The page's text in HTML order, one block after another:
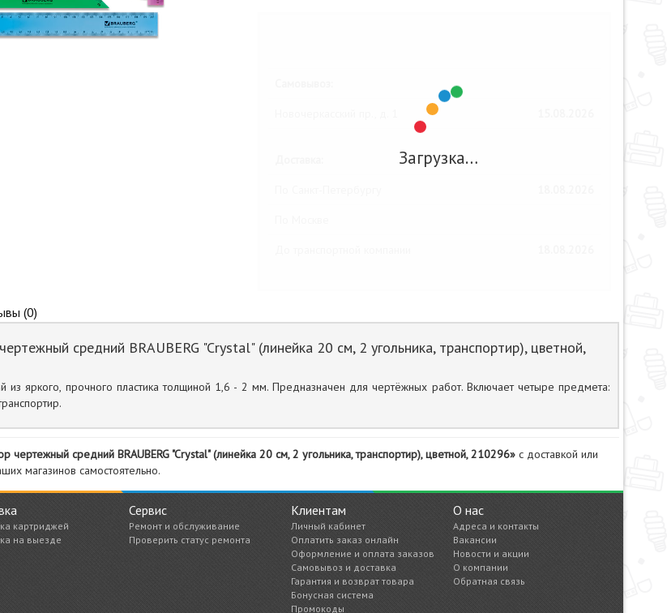
Загрузка…
(0)
средний BRAUBERG "Crystal" (линейка 20 см, 2 угольника, транспортир), цветной,
из яркого, прочного пластика толщиной 1,6 - 2 мм. Предназначен для чертёжных работ. Включает четыре предмета:
чертежный средний BRAUBERG "Crystal" (линейка 20 см, 2 угольника, транспортир), цветной, 210296»с доставкой или
магазинов самостоятельно.
картриджей
на выезде
Сервис
Ремонт и обслуживание
Проверить статус ремонта
Клиентам
Личный кабинет
Оплатить заказ онлайн
Оформление и оплата заказов
Самовывоз и доставка
Гарантия и возврат товара
Бонусная система
Промокоды
О нас
Адреса и контакты
Вакансии
Новости и акции
О компании
Обратная связь